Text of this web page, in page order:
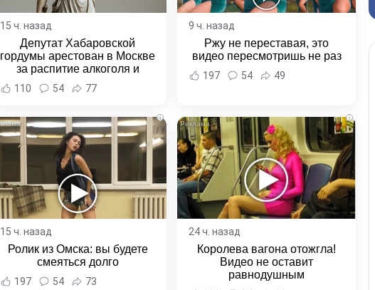
15 ч. назад
Депутат Хабаровской
гордумы арестован в Москве
за распитие алкоголя и
неповиновение полиции -
Новости Хабаровска и
110 54 77
9 ч. назад
Ржу не переставая, это
видео пересмотришь не раз
197 54 49
i
15 ч. назад
Ролик из Омска: вы будете
смеяться долго
197 54 73
i
24 ч. назад
Королева вагона отожгла!
Видео не оставит
равнодушным